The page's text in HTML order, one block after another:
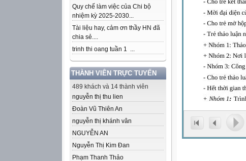
Quy chế làm việc của Chi bộ
nhiệm kỳ 2025-2030...
Tài liệu hay, cảm ơn thầy HN đã
chia sẻ....
trinh thi oang tuần 1 ...
THÀNH VIÊN TRỰC TUYẾN
489 khách và 14 thành viên
nguyễn thị thu lien
Đoàn Vũ Thiên An
nguyễn thị khánh vân
NGUYỄN AN
Nguyễn Thị Kim Đan
Phạm Thanh Thảo